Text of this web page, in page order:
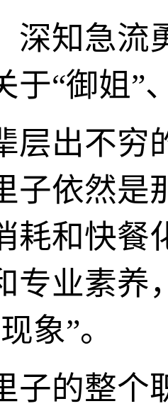
深知急流
“御姐”
层出不穷
子依然是
耗和快餐
专业素养
象”。
子的整个